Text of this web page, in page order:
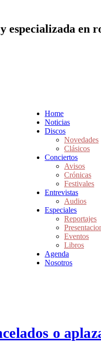
especializada en
Home
Noticias
Discos
Novedades
Clásicos
Conciertos
Avisos
Crónicas
Festivales
Entrevistas
Audios
Especiales
Reportajes
Eventos
Libros
Agenda
Nosotros
o